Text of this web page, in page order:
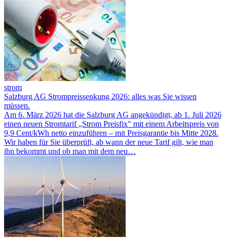
strom
Salzburg AG Strompreissenkung 2026: alles was Sie wissen
müssen.
Am 6. März 2026 hat die Salzburg AG angekündigt, ab 1. Juli 2026
einen neuen Stromtarif „Strom Preisfix" mit einem Arbeitspreis von
9,9 Cent/kWh netto einzuführen – mit Preisgarantie bis Mitte 2028.
Wir haben für Sie überprüft, ab wann der neue Tarif gilt, wie man
ihn bekommt und ob man mit dem neu…